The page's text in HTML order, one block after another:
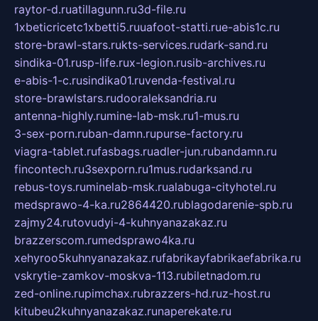
raytor-d.ruatillagunn.ru3d-file.ru
1xbeticricetc1xbetti5.ruuafoot-statti.rue-abis1c.ru
store-brawl-stars.rukts-services.rudark-sand.ru
sindika-01.rusp-life.rux-legion.rusib-archives.ru
e-abis-1-c.rusindika01.ruvenda-festival.ru
store-brawlstars.rudooraleksandria.ru
antenna-highly.rumine-lab-msk.ru1-mus.ru
3-sex-porn.ruban-damn.rupurse-factory.ru
viagra-tablet.rufasbags.ruadler-jun.rubandamn.ru
fincontech.ru3sexporn.ru1mus.rudarksand.ru
rebus-toys.ruminelab-msk.rualabuga-cityhotel.ru
medsprawo-4-ka.ru2864420.rublagodarenie-spb.ru
zajmy24.rutovudyi-4-kuhnyanazakaz.ru
brazzerscom.rumedsprawo4ka.ru
xehyroo5kuhnyanazakaz.rufabrikayfabrikaefabrika.ru
vskrytie-zamkov-moskva-113.rubiletnadom.ru
zed-online.rupimchax.rubrazzers-hd.ruz-host.ru
kitubeu2kuhnyanazakaz.runaperekate.ru